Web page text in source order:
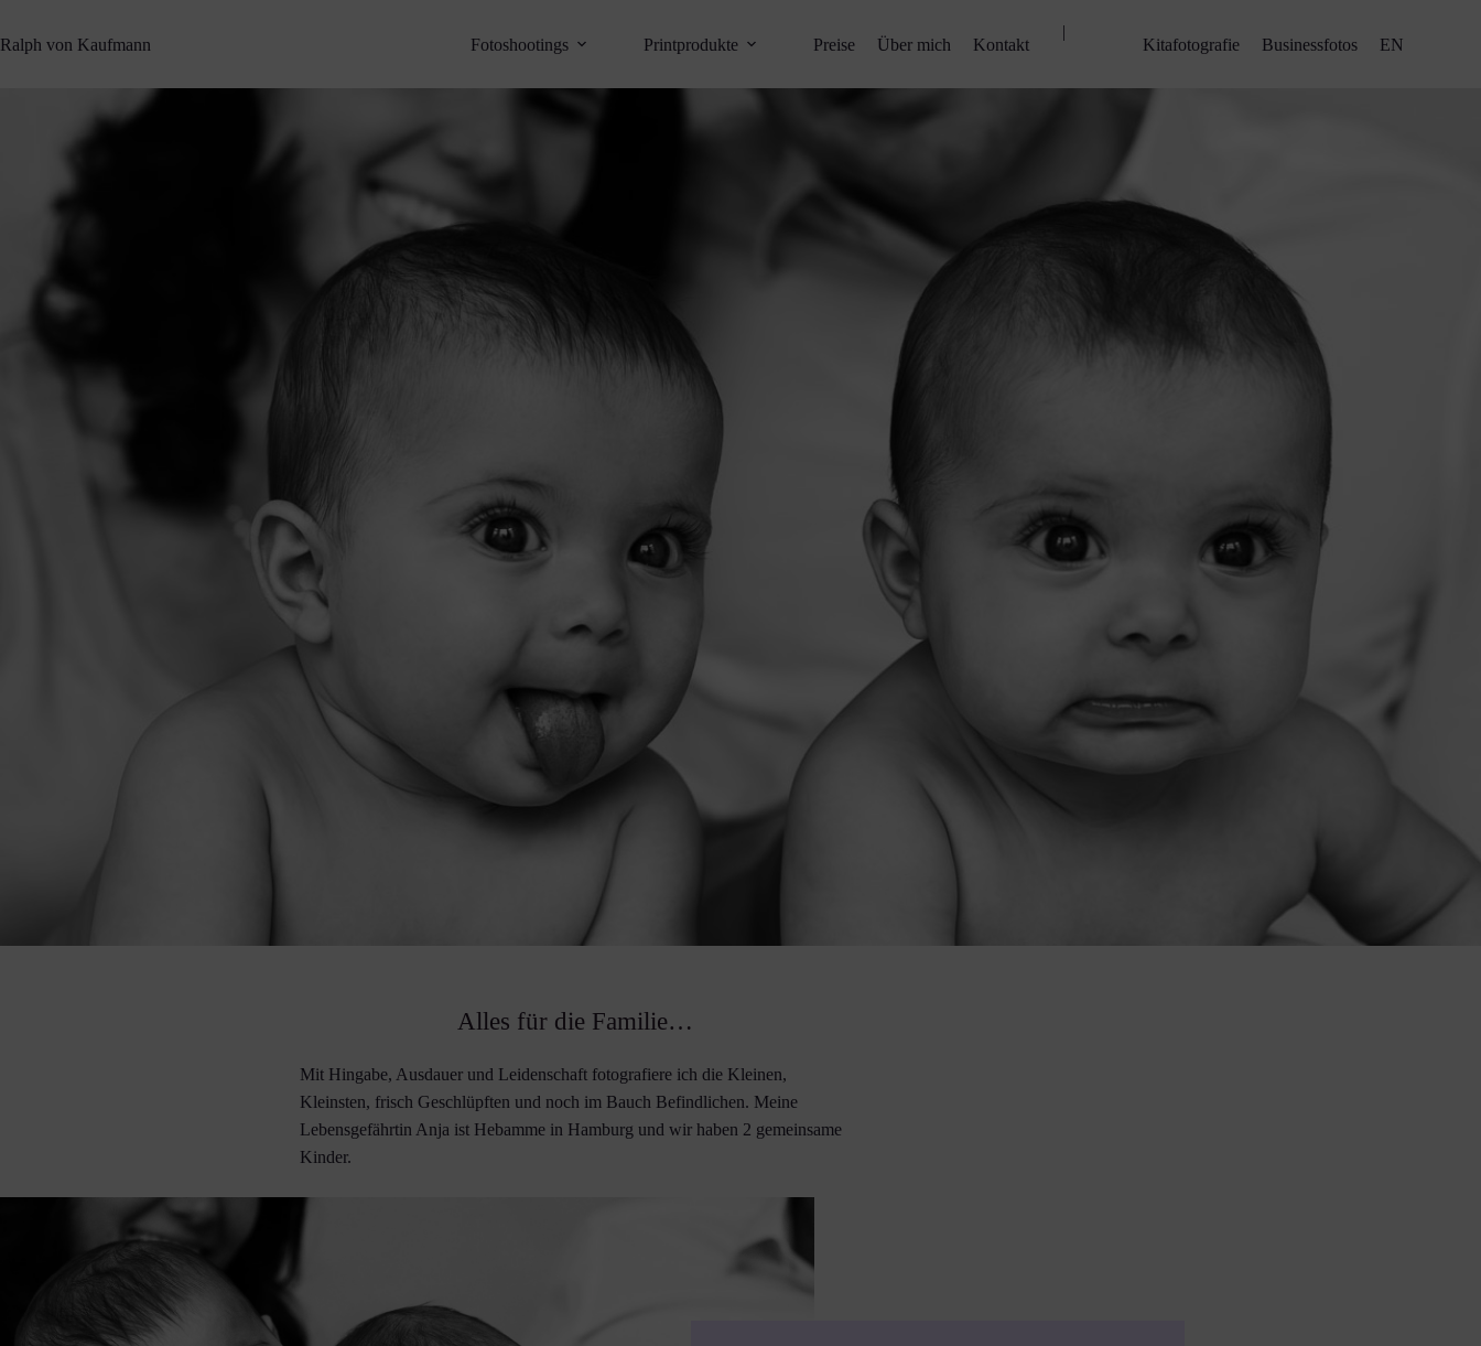
Inhalt
Ralph von Kaufmann Fotoshootings Printprodukte Preise Über mich Kontakt
|
Kitafotografie Businessfotos EN
Alles für die Familie…
Mit Hingabe, Ausdauer und Leidenschaft fotografiere ich die Kleinen,
Kleinsten, frisch Geschlüpften und noch im Bauch Befindlichen. Meine
Lebensgefährtin Anja ist Hebamme in Hamburg und wir haben 2 gemeinsame
Kinder.